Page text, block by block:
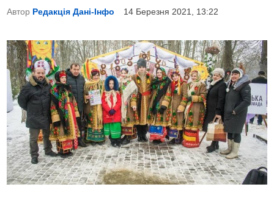
n
Автор Редакція Дані-Інфо 14 Березня 2021, 13:22